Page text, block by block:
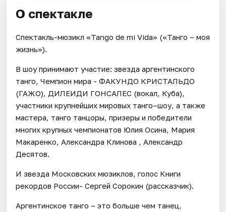
О спектакле
Спектакль-мюзикл «Tango de mi Vida» («Танго – моя
жизнь»).
В шоу принимают участие: звезда аргентинского
танго, Чемпион мира - ФАКУНДО КРИСТАЛЬДО
(ГАЖО), ДИЛЕИДИ ГОНСАЛЕС (вокал, Куба),
участники крупнейших мировых танго–шоу, а также
мастера, танго танцоры, призеры и победители
многих крупных чемпионатов Юлия Осина, Мария
Макаренко, Александра Клинова , Александр
Десятов.
И звезда Московских мюзиклов, голос Книги
рекордов России- Сергей Сорокин (рассказчик).
Аргентинское танго – это больше чем танец,